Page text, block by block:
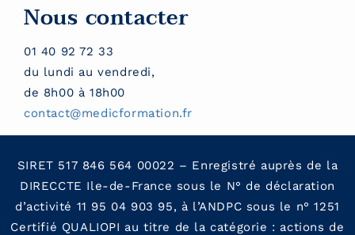
Nous contacter
01 40 92 72 33
du lundi au vendredi,
de 8h00 à 18h00
contact@medicformation.fr
SIRET 517 846 564 00022 – Enregistré auprès de la
DIRECCTE Ile-de-France sous le N° de déclaration
d’activité 11 95 04 903 95, à l’ANDPC sous le n° 1251
Certifié QUALIOPI au titre de la catégorie : actions de